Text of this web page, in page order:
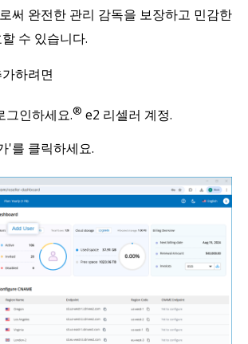
써 완전한 관리 감독을 보장하고 민감한
수 있습니다.
하려면
그인하세요.® e2 리셀러 계정.
'를 클릭하세요.